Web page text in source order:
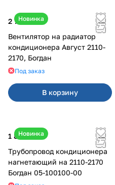
Новинка
2 700 ₽
Вентилятор на радиатор
кондиционера Август 2110-
2170, Богдан
Под заказ
В корзину
Новинка
1 800 ₽
Трубопровод кондиционера
нагнетающий на 2110-2170
Богдан 05-100100-00